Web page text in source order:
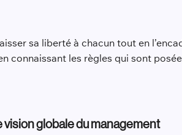
sa liberté à chacun tout en
connaissant les règles qui sont
vision globale du management